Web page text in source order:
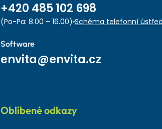
+420 485 102 698
(Po-Pa: 8.00 – 16.00) Schéma telefonní
Software
envita@envita.cz
Oblíbené odkazy